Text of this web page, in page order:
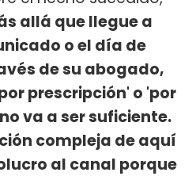
allá que llegue a
o el día de
de su abogado,
prescripción' o 'por
va a ser suficiente.
compleja de aquí
al canal porque